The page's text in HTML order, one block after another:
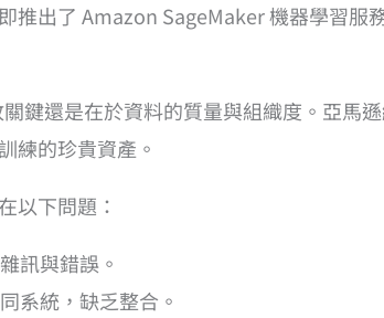
推出了 Amazon SageMaker 機器學習服
鍵還是在於資料的質量與組織度。亞馬
練的珍貴資產。
以下問題：
訊與錯誤。
系統，缺乏整合。